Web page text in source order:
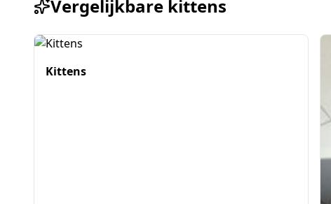
Vergelijkbare kittens
Kittens